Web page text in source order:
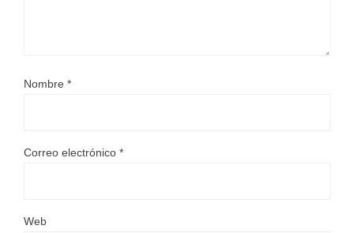
Nombre *
Correo electrónico *
Web